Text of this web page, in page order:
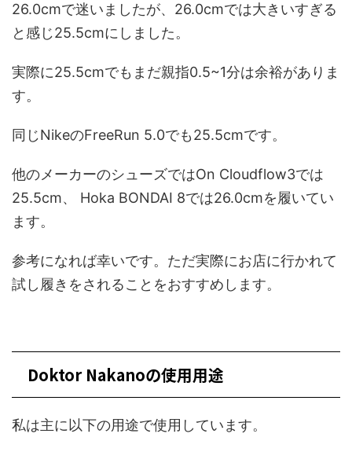
26.0cmで迷いましたが、26.0cmでは大きいすぎる
と感じ25.5cmにしました。
実際に25.5cmでもまだ親指0.5~1分は余裕がありま
す。
同じNikeのFreeRun 5.0でも25.5cmです。
他のメーカーのシューズではOn Cloudflow3では
25.5cm、 Hoka BONDAI 8では26.0cmを履いてい
ます。
参考になれば幸いです。ただ実際にお店に行かれて
試し履きをされることをおすすめします。
Doktor Nakanoの使用用途
私は主に以下の用途で使用しています。